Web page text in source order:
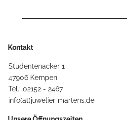
Kontakt
Studentenacker 1
47906 Kempen
Tel.: 02152 - 2467
info(at)juwelier-martens.de